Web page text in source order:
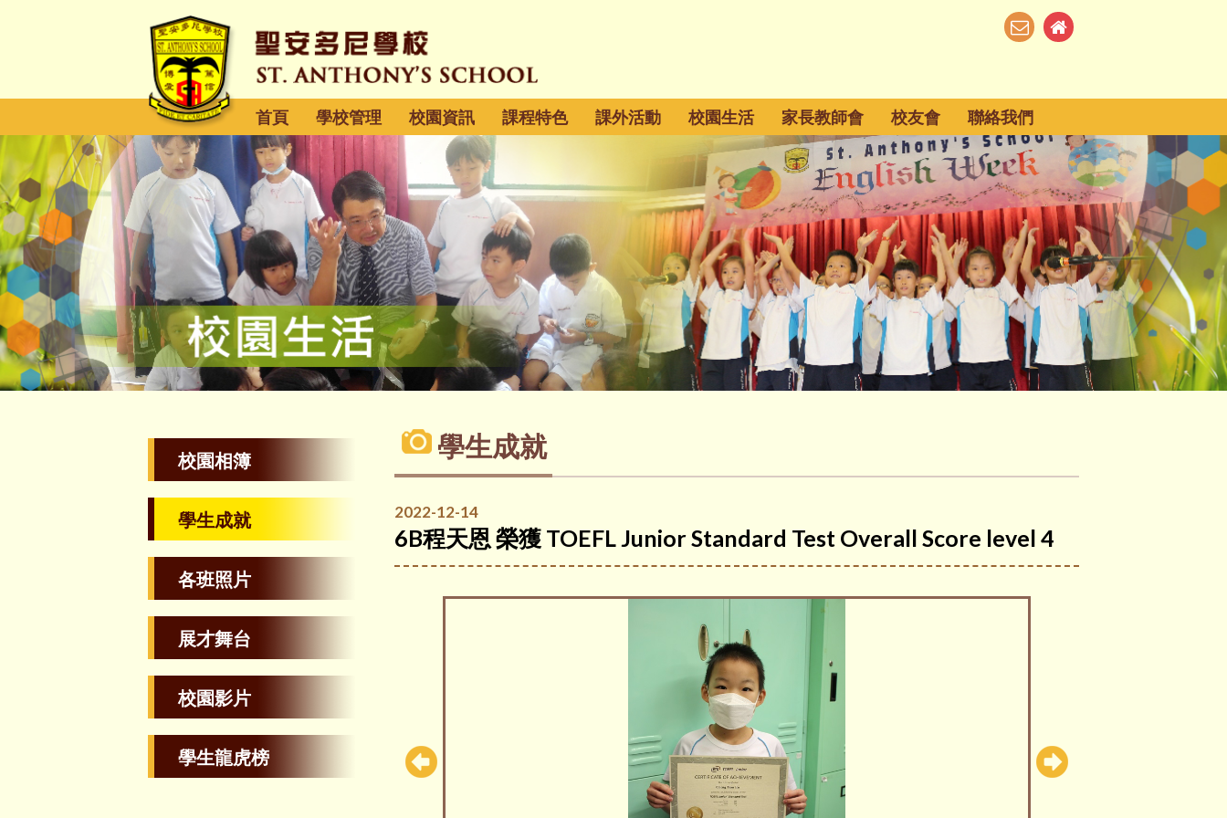
首頁 學校管理 校園資訊 課程特色 課外活動 校園生活 家長教師會 校友會 聯絡我們
校園相簿
學生成就
各班照片
展才舞台
校園影片
學生龍虎榜
學生成就
2022-12-14
6B程天恩 榮獲 TOEFL Junior Standard Test Overall Score level 4